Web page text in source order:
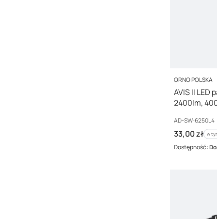
PRODUCENT
ORNO POLSKA
AVIS II LED
2400lm,
Kod producenta
AD-SW-6250L4
Cena brutto
33,00 zł w
w
Dostępność: